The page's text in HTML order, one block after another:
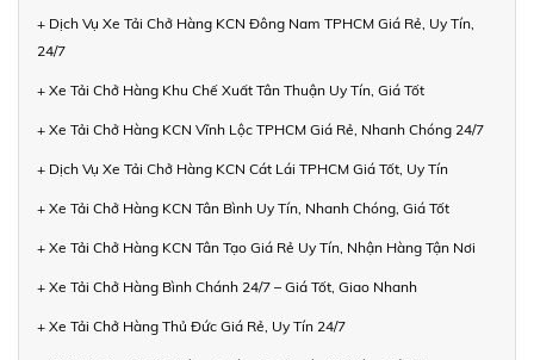
+ Dịch Vụ Xe Tải Chở Hàng KCN Đông Nam TPHCM Giá Rẻ, Uy Tín,
24/7
+ Xe Tải Chở Hàng Khu Chế Xuất Tân Thuận Uy Tín, Giá Tốt
+ Xe Tải Chở Hàng KCN Vĩnh Lộc TPHCM Giá Rẻ, Nhanh Chóng 24/7
+ Dịch Vụ Xe Tải Chở Hàng KCN Cát Lái TPHCM Giá Tốt, Uy Tín
+ Xe Tải Chở Hàng KCN Tân Bình Uy Tín, Nhanh Chóng, Giá Tốt
+ Xe Tải Chở Hàng KCN Tân Tạo Giá Rẻ Uy Tín, Nhận Hàng Tận Nơi
+ Xe Tải Chở Hàng Bình Chánh 24/7 – Giá Tốt, Giao Nhanh
+ Xe Tải Chở Hàng Thủ Đức Giá Rẻ, Uy Tín 24/7